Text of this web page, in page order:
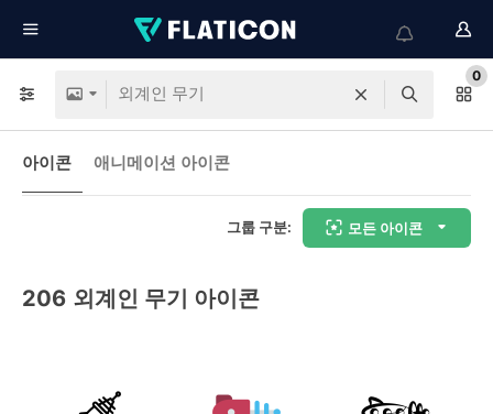
0
아이콘 애니메이션 아이콘
그룹 구분: 모든 아이콘
206 외계인 무기 아이콘